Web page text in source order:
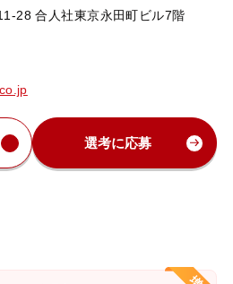
28 合人社東京永田町ビル7階
選考に応募